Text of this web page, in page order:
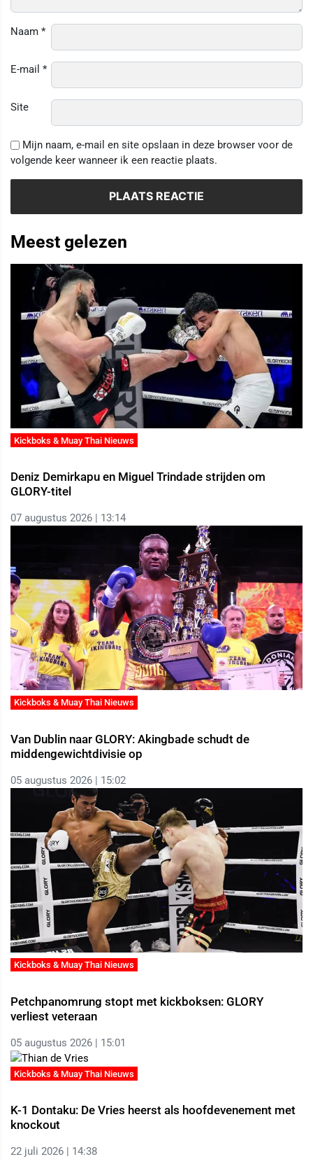
Naam *
E-mail *
Site
Mijn naam, e-mail en site opslaan in deze browser voor de
volgende keer wanneer ik een reactie plaats.
Meest gelezen
Kickboks & Muay Thai Nieuws
Deniz Demirkapu en Miguel Trindade strijden om
GLORY-titel
07 augustus 2026 | 13:14
Kickboks & Muay Thai Nieuws
Van Dublin naar GLORY: Akingbade schudt de
middengewichtdivisie op
05 augustus 2026 | 15:02
Kickboks & Muay Thai Nieuws
Petchpanomrung stopt met kickboksen: GLORY
verliest veteraan
05 augustus 2026 | 15:01
Kickboks & Muay Thai Nieuws
K-1 Dontaku: De Vries heerst als hoofdevenement met
knockout
22 juli 2026 | 14:38